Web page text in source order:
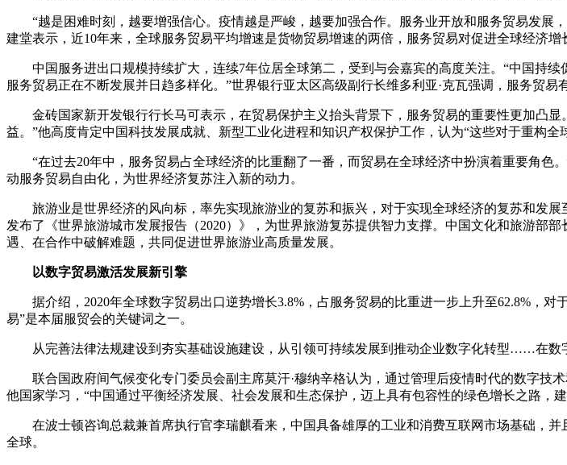
“越是困难时刻，越要增强信心。疫情越是严峻，越要加强合作。服务业开放和服务贸易发
建堂表示，近10年来，全球服务贸易平均增速是货物贸易增速的两倍，服务贸易对促进全球经济增
中国服务进出口规模持续扩大，连续7年位居全球第二，受到与会嘉宾的高度关注。“中国持
服务贸易正在不断发展并日趋多样化。”世界银行亚太区高级副行长维多利亚·克瓦强调，服务贸
金砖国家新开发银行行长马可表示，在贸易保护主义抬头背景下，服务贸易的重要性更加凸
益。”他高度肯定中国科技发展成就、新型工业化进程和知识产权保护工作，认为“这些对于重构全
“在过去20年中，服务贸易占全球经济的比重翻了一番，而贸易在全球经济中扮演着重要角
动服务贸易自由化，为世界经济复苏注入新的动力。
旅游业是世界经济的风向标，率先实现旅游业的复苏和振兴，对于实现全球经济的复苏和发
发布了《世界旅游城市发展报告（2020）》，为世界旅游复苏提供智力支撑。中国文化和旅游部
遇、在合作中破解难题，共同促进世界旅游业高质量发展。
以数字贸易激活发展新引擎
据介绍，2020年全球数字贸易出口逆势增长3.8%，占服务贸易的比重进一步上升至62.8%，
易”是本届服贸会的关键词之一。
从完善法律法规建设到夯实基础设施建设，从引领可持续发展到推动企业数字化转型……在数
联合国政府间气候变化专门委员会副主席莫汗·穆纳辛格认为，通过管理后疫情时代的数字
他国家学习，“中国通过平衡经济发展、社会发展和生态保护，迈上具有包容性的绿色增长之路，建
在波士顿咨询总裁兼首席执行官李瑞麒看来，中国具备雄厚的工业和消费互联网市场基础，
全球。